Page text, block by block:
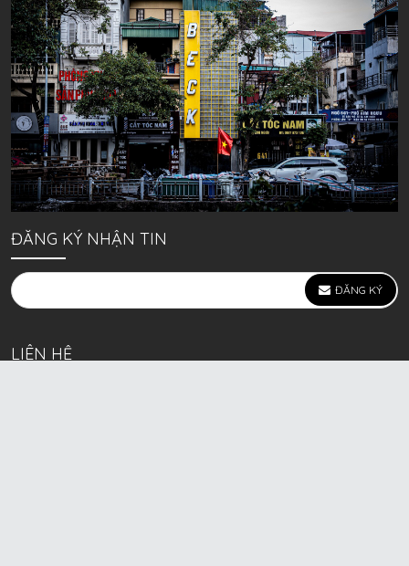
ĐĂNG KÝ NHẬN TIN
ĐĂNG KÝ
LIÊN HỆ